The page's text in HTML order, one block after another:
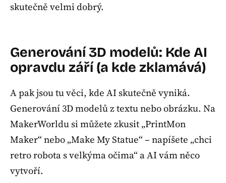
skutečně velmi dobrý.
Generování 3D modelů: Kde AI
opravdu září (a kde zklamává)
A pak jsou tu věci, kde AI skutečně vyniká.
Generování 3D modelů z textu nebo obrázku. Na
MakerWorldu si můžete zkusit „PrintMon
Maker“ nebo „Make My Statue“ – napíšete „chci
retro robota s velkýma očima“ a AI vám něco
vytvoří.